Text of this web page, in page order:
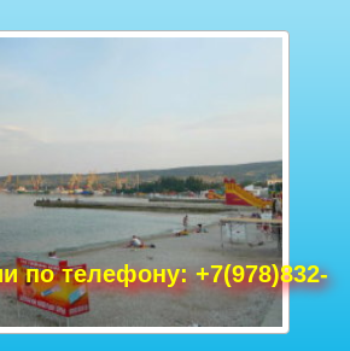
по телефону: +7(978)832-
фото Ялта, Крым фото
Нового Света, Крым